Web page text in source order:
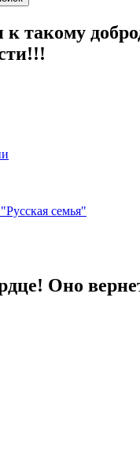
к такому
семья"
Оно